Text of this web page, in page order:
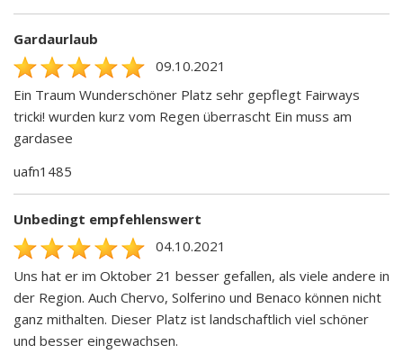
Gardaurlaub
09.10.2021
Ein Traum Wunderschöner Platz sehr gepflegt Fairways
tricki! wurden kurz vom Regen überrascht Ein muss am
gardasee
uafn1485
Unbedingt empfehlenswert
04.10.2021
Uns hat er im Oktober 21 besser gefallen, als viele andere in
der Region. Auch Chervo, Solferino und Benaco können nicht
ganz mithalten. Dieser Platz ist landschaftlich viel schöner
und besser eingewachsen.